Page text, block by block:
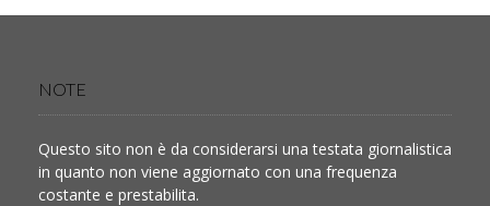
NOTE
Questo sito non è da considerarsi una testata giornalistica
in quanto non viene aggiornato con una frequenza
costante e prestabilita.